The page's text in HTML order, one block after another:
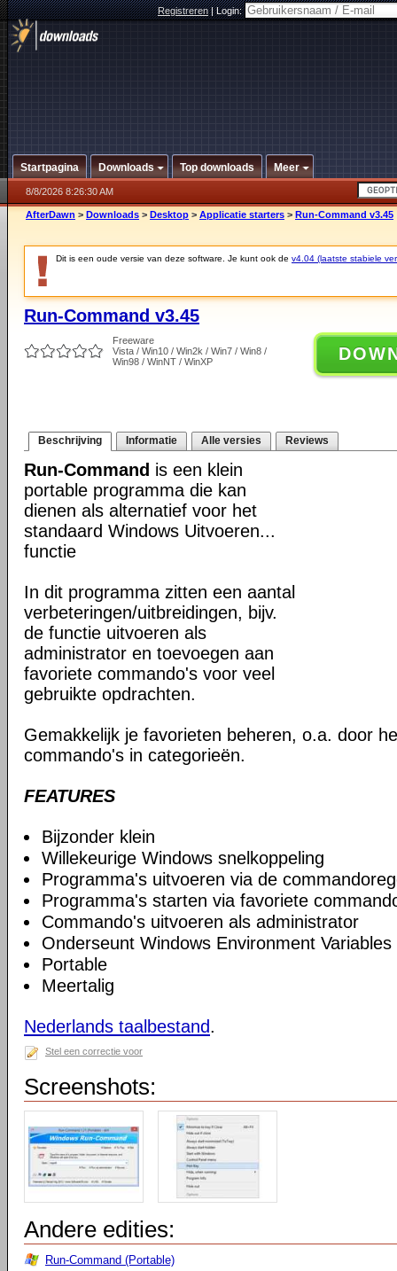
Registreren|Login:
Startpagina Downloads Top downloads Meer
8/8/2026 8:26:30 AM
AfterDawn > Downloads > Desktop > Applicatie starters > Run-Command v3.45
Dit is een oude versie van deze software. Je kunt ook de v4.04 (laatste stabiele
Run-Command v3.45
Freeware
Vista / Win10 / Win2k / Win7 / Win8 /
Win98 / WinNT / WinXP
Beschrijving Informatie Alle versies Reviews
Run-Command is een klein
portable programma die kan
dienen als alternatief voor het
standaard Windows Uitvoeren...
functie
In dit programma zitten een aantal
verbeteringen/uitbreidingen, bijv.
de functie uitvoeren als
administrator en toevoegen aan
favoriete commando's voor veel
gebruikte opdrachten.
Gemakkelijk je favorieten beheren, o.a. door
commando's in categorieën.
FEATURES
Bijzonder klein
Willekeurige Windows snelkoppeling
Programma's uitvoeren via de
Programma's starten via favoriete
Commando's uitvoeren als administrator
Onderseunt Windows Environment Variables
Portable
Meertalig
Nederlands taalbestand.
Stel een correctie voor
Screenshots:
Andere edities:
Run-Command (Portable)